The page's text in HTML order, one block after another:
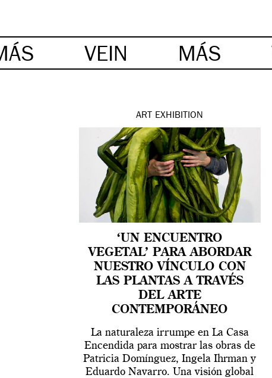
VEIN MÁS
ART EXHIBITION
‘UN ENCUENTRO
VEGETAL’ PARA ABORDAR
NUESTRO VÍNCULO CON
LAS PLANTAS A TRAVÉS
DEL ARTE
CONTEMPORÁNEO
La naturaleza irrumpe en La Casa
Encendida para mostrar las obras de
Patricia Domínguez, Ingela Ihrman y
Eduardo Navarro. Una visión global